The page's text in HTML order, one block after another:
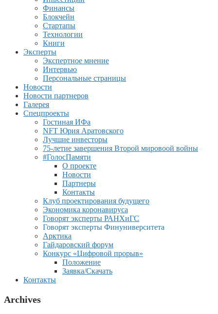
Финансы
Блокчейн
Стартапы
Технологии
Книги
Эксперты
Экспертное мнение
Интервью
Персональные страницы
Новости
Новости партнеров
Галерея
Спецпроекты
Гостиная ИФа
NFT Юрия Аратовского
Лучшие инвесторы
75-летие завершения Второй мировоой войны
#ГолосПамяти
О проекте
Новости
Партнеры
Контакты
Клуб проектирования будущего
Экономика коронавируса
Говорят эксперты РАНХиГС
Говорят эксперты Финуниверситета
Арктика
Гайдаровский форум
Конкурс «Цифровой прорыв»
Положение
Заявка/Скачать
Контакты
Archives